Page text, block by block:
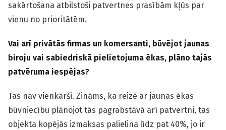
sakārtošana atbilstoši patvertnes prasībām kļūs par
vienu no prioritātēm.
Vai arī privātās firmas un komersanti, būvējot jaunas
biroju vai sabiedriskā pielietojuma ēkas, plāno tajās
patvēruma iespējas?
Tas nav vienkārši. Zināms, ka reizē ar jaunas ēkas
būvniecību plānojot tās pagrabstāvā arī patvertni, tas
objekta kopējās izmaksas palielina līdz pat 40%, jo ir